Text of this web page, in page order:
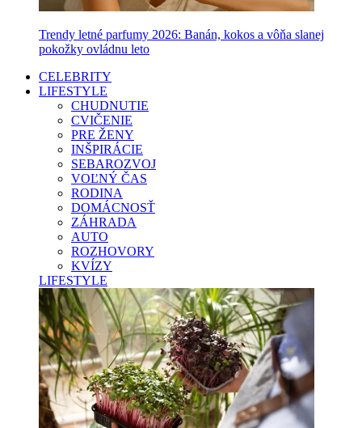
Trendy letné parfumy 2026: Banán, kokos a vôňa slanej
pokožky ovládnu leto
CELEBRITY
LIFESTYLE
CHUDNUTIE
CVIČENIE
PRE ŽENY
INŠPIRÁCIE
SEBAROZVOJ
VOĽNÝ ČAS
RODINA
DOMÁCNOSŤ
ZÁHRADA
AUTO
ROZHOVORY
KVÍZY
LIFESTYLE